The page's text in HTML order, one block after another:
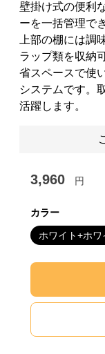
slide
壁掛け式の便利
ーを一括管理で
上部の棚には調
ラップ類を収納
省スペースで使
システムです。
活躍します。
3,960 円
カラー
ホワイト+ホワ